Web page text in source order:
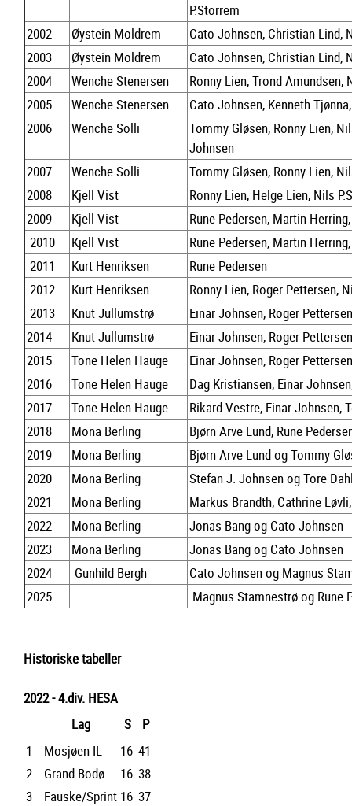
P.Storrem
2002
Øystein Moldrem
Cato Johnsen, Christian Lind,
2003
Øystein Moldrem
Cato Johnsen, Christian Lind,
2004
Wenche Stenersen
Ronny Lien, Trond Amundsen,
2005
Wenche Stenersen
Cato Johnsen, Kenneth
2006
Wenche Solli
Tommy Gløsen, Ronny Lien,
Johnsen
2007
Wenche Solli
Tommy Gløsen, Ronny Lien,
2008
Kjell Vist
Ronny Lien, Helge Lien, Nils
2009
Kjell Vist
Rune Pedersen, Martin
2010
Kjell Vist
Rune Pedersen, Martin
2011
Kurt Henriksen
Rune Pedersen
2012
Kurt Henriksen
Ronny Lien, Roger Pettersen,
2013
Knut Jullumstrø
Einar Johnsen, Roger
2014
Knut Jullumstrø
Einar Johnsen, Roger
2015
Tone Helen Hauge
Einar Johnsen, Roger
2016
Tone Helen Hauge
Dag Kristiansen, Einar
2017
Tone Helen Hauge
Rikard Vestre, Einar Johnsen,
2018
Mona Berling
Bjørn Arve Lund, Rune
2019
Mona Berling
Bjørn Arve Lund og Tommy
2020
Mona Berling
Stefan J. Johnsen og Tore
2021
Mona Berling
Markus Brandth, Cathrine
2022
Mona Berling
Jonas Bang og Cato Johnsen
2023
Mona Berling
Jonas Bang og Cato Johnsen
2024
Gunhild Bergh
Cato Johnsen og Magnus
2025
Magnus Stamnestrø og Rune
Historiske tabeller
2022 - 4.div. HESA
Lag
S
P
1
Mosjøen IL 16 41
2
Grand Bodø 16 38
3
Fauske/Sprint 16 37